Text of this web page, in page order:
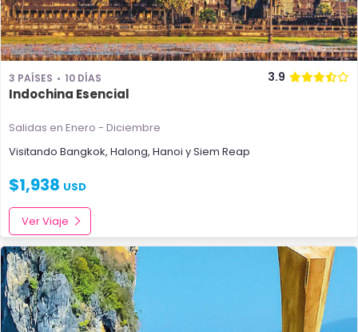
3 PAÍSES 10 DÍAS 3.9
Indochina Esencial
Salidas en Enero - Diciembre
Visitando Bangkok, Halong, Hanoi ySiem Reap
$1,938 USD
Ver Viaje